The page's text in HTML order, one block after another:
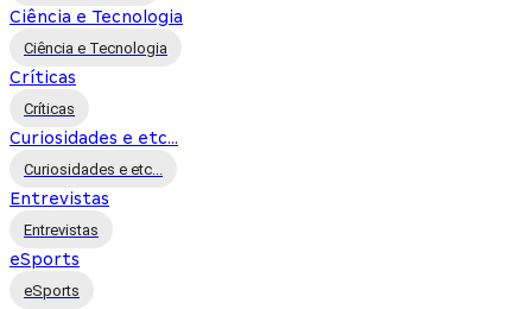
Ciência e Tecnologia
Ciência e Tecnologia
Críticas
Críticas
Curiosidades e etc...
Curiosidades e etc...
Entrevistas
Entrevistas
eSports
eSports